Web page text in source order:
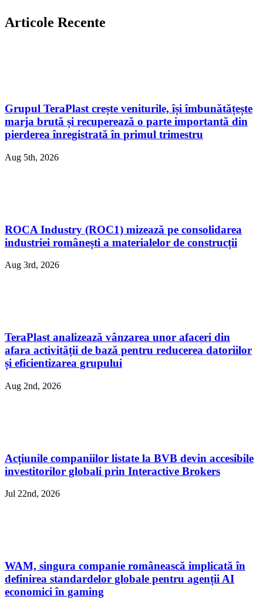
Articole Recente
Grupul TeraPlast crește veniturile, își îmbunătățește
marja brută și recuperează o parte importantă din
pierderea înregistrată în primul trimestru
Aug 5th, 2026
ROCA Industry (ROC1) mizează pe consolidarea
industriei românești a materialelor de construcții
Aug 3rd, 2026
TeraPlast analizează vânzarea unor afaceri din
afara activității de bază pentru reducerea datoriilor
și eficientizarea grupului
Aug 2nd, 2026
Acțiunile companiilor listate la BVB devin accesibile
investitorilor globali prin Interactive Brokers
Jul 22nd, 2026
WAM, singura companie românească implicată în
definirea standardelor globale pentru agenții AI
economici în gaming